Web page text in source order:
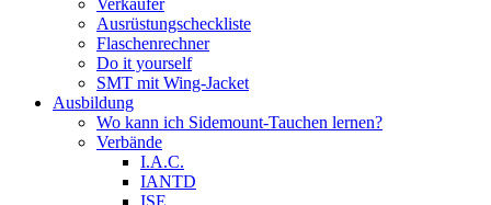
Verkäufer
Ausrüstungscheckliste
Flaschenrechner
Do it yourself
SMT mit Wing-Jacket
Ausbildung
Wo kann ich Sidemount-Tauchen lernen?
Verbände
I.A.C.
IANTD